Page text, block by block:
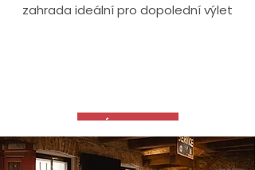
zahrada ideální pro dopolední výlet
VÍCE ZDE